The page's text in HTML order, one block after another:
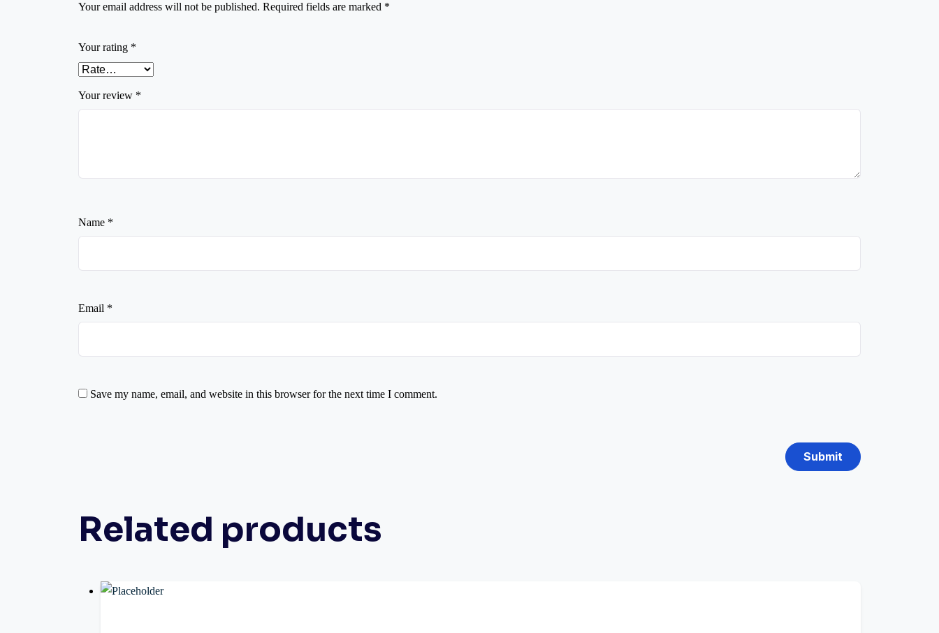
Your email address will not be published. Required fields are marked *
Your rating *
Your review *
Name *
Email *
Save my name, email, and website in this browser for the next time I comment.
Related products